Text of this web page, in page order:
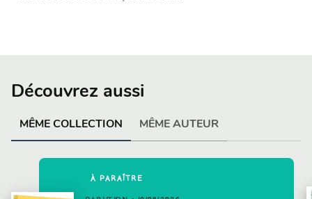
Découvrez aussi
MÊME COLLECTION MÊME AUTEUR
À PARAÎTRE